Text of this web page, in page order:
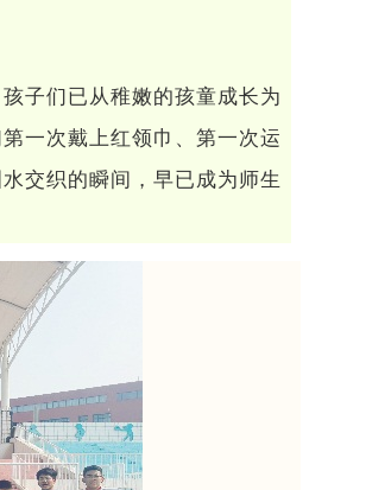
子们已从稚嫩的孩童成长为
一次戴上红领巾、第一次运
交织的瞬间，早已成为师生